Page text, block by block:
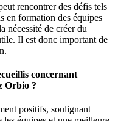
rencontrer des défis tels
en formation des équipes
nécessité de créer du
Il est donc important de
concernant
Orbio ?
positifs, soulignant